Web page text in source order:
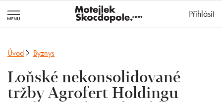
Přihlásit
Úvod Byznys
Loňské nekonsolidované
tržby Agrofert Holdingu